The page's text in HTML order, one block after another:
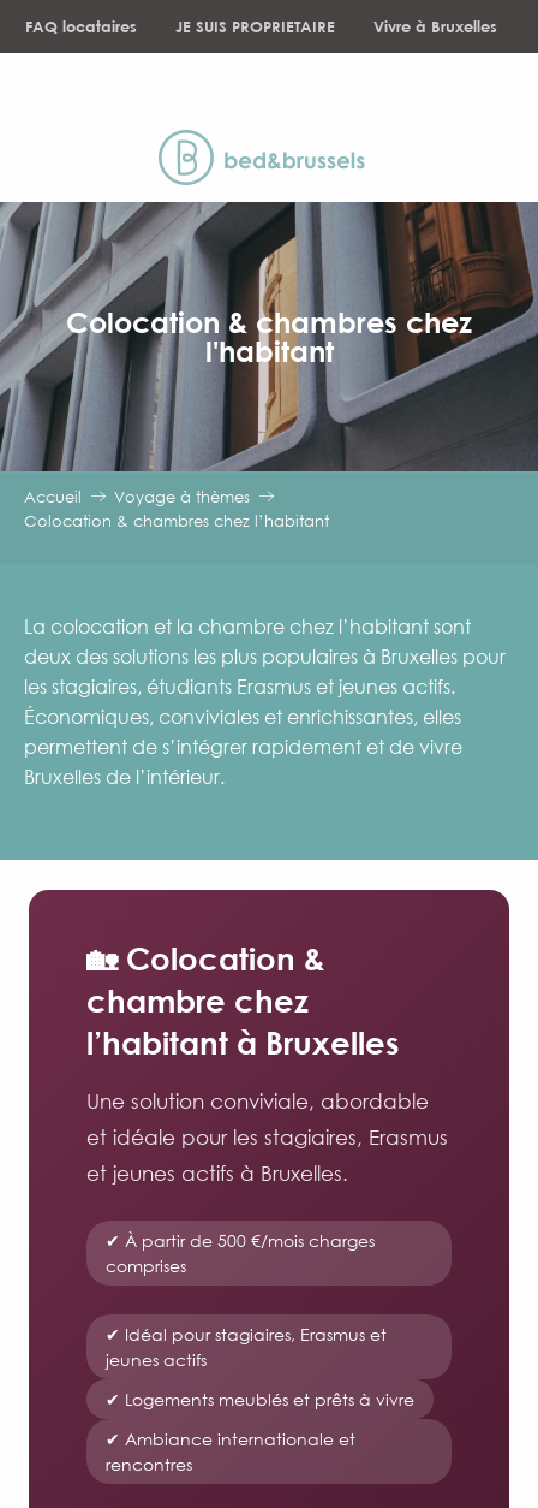
FAQ locataires JE SUIS PROPRIETAIRE Vivre à Bruxelles
Colocation & chambres chez
l'habitant
Accueil
Voyage à thèmes
Colocation & chambres chez l’habitant
La colocation et la chambre chez l’habitant sont
deux des solutions les plus populaires à Bruxelles pour
les stagiaires, étudiants Erasmus et jeunes actifs.
Économiques, conviviales et enrichissantes, elles
permettent de s’intégrer rapidement et de vivre
Bruxelles de l’intérieur.
🏡 Colocation &
chambre chez
l’habitant à Bruxelles
Une solution conviviale, abordable
et idéale pour les stagiaires, Erasmus
et jeunes actifs à Bruxelles.
✔ À partir de 500 €/mois charges
comprises
✔ Idéal pour stagiaires, Erasmus et
jeunes actifs
✔ Logements meublés et prêts à vivre
✔ Ambiance internationale et
rencontres